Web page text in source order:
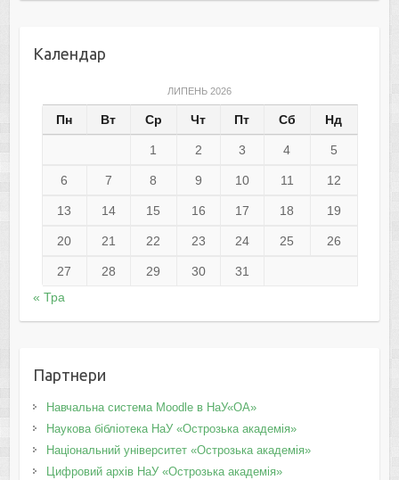
Календар
ЛИПЕНЬ 2026
Пн Вт Ср Чт Пт Сб Нд
1 2 3 4 5
6 7 8 9 10 11 12
13 14 15 16 17 18 19
20 21 22 23 24 25 26
27 28 29 30
31
« Тра
Партнери
Навчальна система Moodle в НаУ«ОА»
Наукова бібліотека НаУ «Острозька академія»
Національний університет «Острозька академія»
Цифровий архів НаУ «Острозька академія»